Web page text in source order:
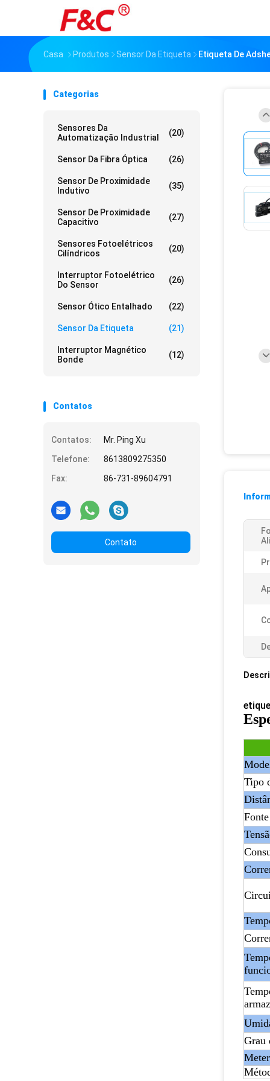
Casa Produtos Sensor Da Etiqueta Etiqueta De
Categorias
Sensores Da
Automatização Industrial
(20)
Sensor Da Fibra Óptica (26)
Sensor De Proximidade
Indutivo
(35)
Sensor De Proximidade
Capacitivo
(27)
Sensores Fotoelétricos
Cilíndricos
(20)
Interruptor Fotoelétrico
Do Sensor
(26)
Sensor Ótico Entalhado (22)
Sensor Da Etiqueta (21)
Interruptor Magnético
Bonde
(12)
Contatos
Contatos:
Mr. Ping Xu
Telefone:
8613809275350
Fax:
86-731-89604791
Contato
Tipo
Grau